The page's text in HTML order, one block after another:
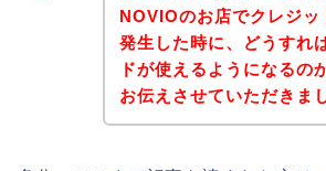
NOVIOのお店でクレジッ
発生した時に、どうすれ
ドが使えるようになるの
お伝えさせていただきま